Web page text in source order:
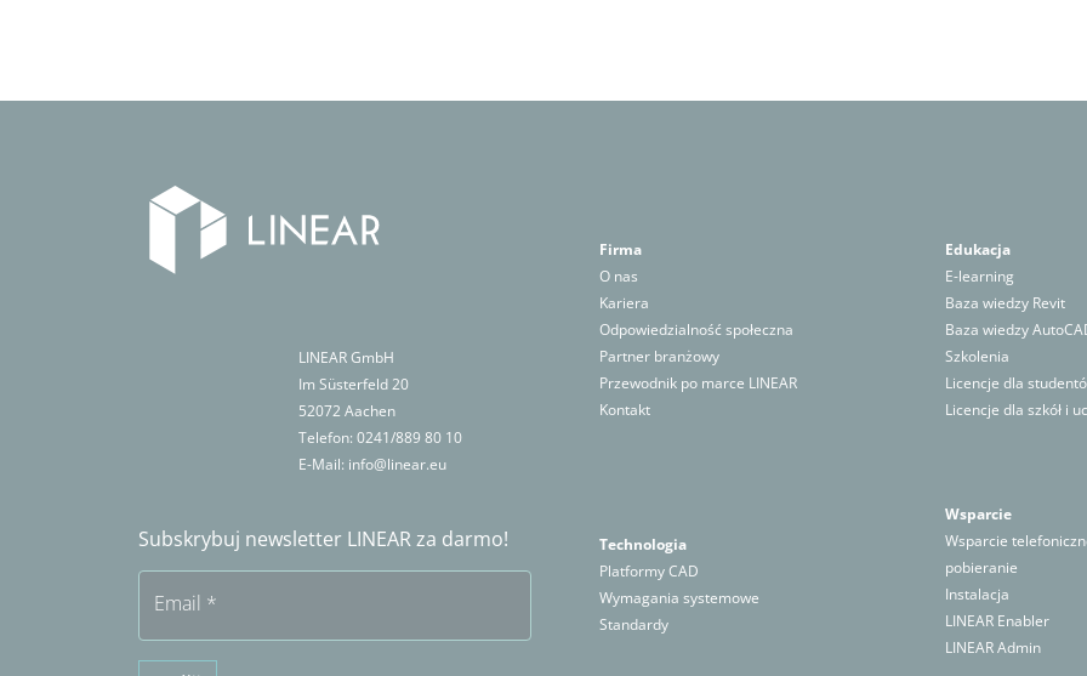
LINEAR GmbH
Im Süsterfeld 20
52072 Aachen
Telefon: 0241/889 80 10
E-Mail: info@linear.eu
Subskrybuj newsletter LINEAR za darmo!
Email *
Firma
O nas
Kariera
Odpowiedzialność społeczna
Partner branżowy
Przewodnik po marce LINEAR
Kontakt
Technologia
Platformy CAD
Wymagania systemowe
Standardy
Edukacja
E-learning
Baza wiedzy Revit
Baza wiedzy
Szkolenia
Licencje dla
Licencje dla szkół i
Wsparcie
Wsparcie
pobieranie
Instalacja
LINEAR Enabler
LINEAR Admin